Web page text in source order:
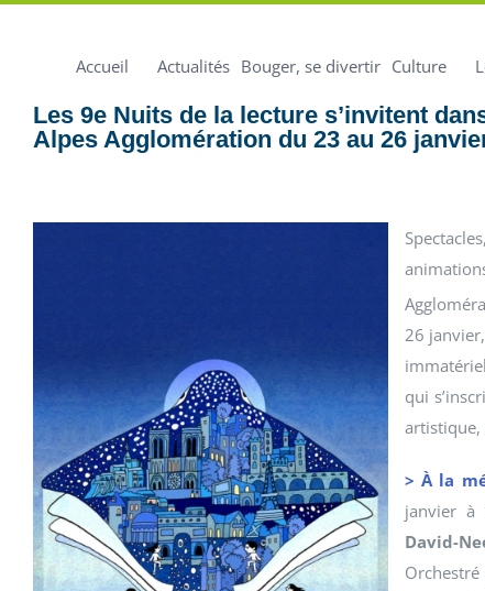
Accueil Actualités Bouger, se divertir Culture
Les 9e Nuits de la lecture s’invitent
Alpes Agglomération du 23 au 26
26
qui
artistique,
> À la
janvier à
David-